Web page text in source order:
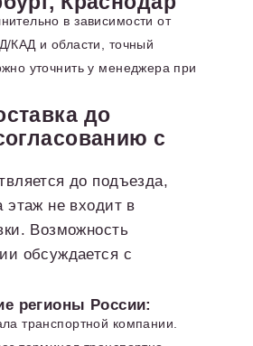
в зависимости от
КАД и области, точный
уточнить у менеджера при
до
с
до подъезда,
этаж не входит в
Возможность
обсуждается с
регионы России:
транспортной компании.